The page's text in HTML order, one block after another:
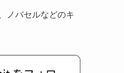
ノバセルなどのキ